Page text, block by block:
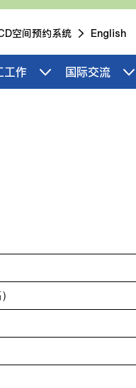
空间预约系统 English
工作 国际交流